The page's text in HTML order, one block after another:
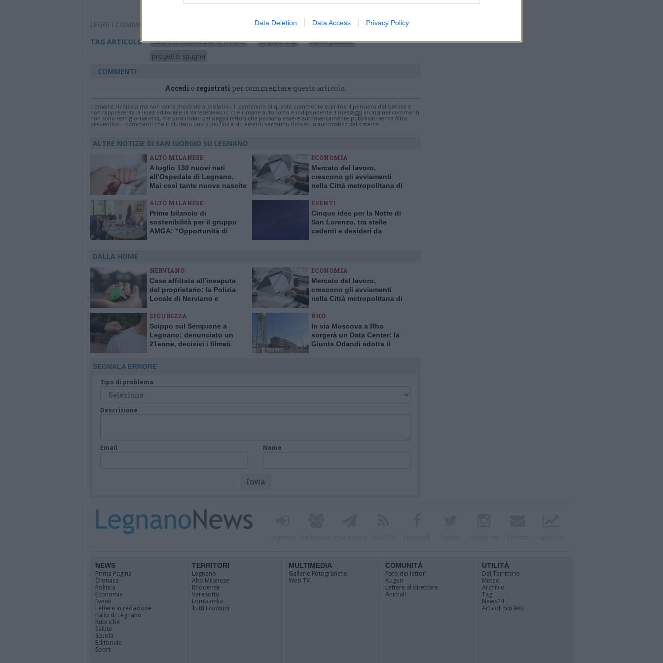
Data Deletion Data Access Privacy Policy
Pubblicato il 03 Giugno 2026
LEGGI I COMMENTI
TAG ARTICOLO
Città metropolitana di Milano Gruppo Cap
lavori pubblici
progetto spugna
COMMENTI
Accedi o registrati per commentare questo articolo.
L'email è richiesta ma non verrà mostrata ai visitatori. Il contenuto di questo commento esprime il pensiero dell'autore e
non rappresenta la linea editoriale di VareseNews.it, che rimane autonoma e indipendente. I messaggi inclusi nei commenti
non sono testi giornalistici, ma post inviati dai singoli lettori che possono essere automaticamente pubblicati senza filtro
preventivo. I commenti che includano uno o più link a siti esterni verranno rimossi in automatico dal sistema.
ALTRE NOTIZIE DI SAN GIORGIO SU LEGNANO
ALTO MILANESE
A luglio 130 nuovi nati
all’Ospedale di Legnano.
Mai così tante nuove nascite
ECONOMIA
Mercato del lavoro,
crescono gli avviamenti
nella Città metropolitana di
ALTO MILANESE
Primo bilancio di
sostenibilità per il gruppo
AMGA: “Opportunità di
EVENTI
Cinque idee per la Notte di
San Lorenzo, tra stelle
cadenti e desideri da
DALLA HOME
NERVIANO
Casa affittata all’insaputa
del proprietario: la Polizia
Locale di Nerviano e
ECONOMIA
Mercato del lavoro,
crescono gli avviamenti
nella Città metropolitana di
SICUREZZA
Scippo sul Sempione a
Legnano: denunciato un
21enne, decisivi i filmati
RHO
In via Moscova a Rho
sorgerà un Data Center: la
Giunta Orlandi adotta il
SEGNALA ERRORE
Tipo di problema
Descrizione
Email Nome
NEWS
Prima Pagina
Cronaca
Politica
Economia
Eventi
Lettere in redazione
Palio di Legnano
Rubriche
Salute
Scuola
Editoriale
Sport
TERRITORI
Legnano
Alto Milanese
Rhodense
Varesotto
Lombardia
Tutti i comuni
MULTIMEDIA
Gallerie Fotografiche
Web TV
COMUNITÀ
Foto dei lettori
Auguri
Lettere al direttore
Animali
UTILITÀ
Dal Territorio
Meteo
Archivio
Tag
News24
Articoli più letti